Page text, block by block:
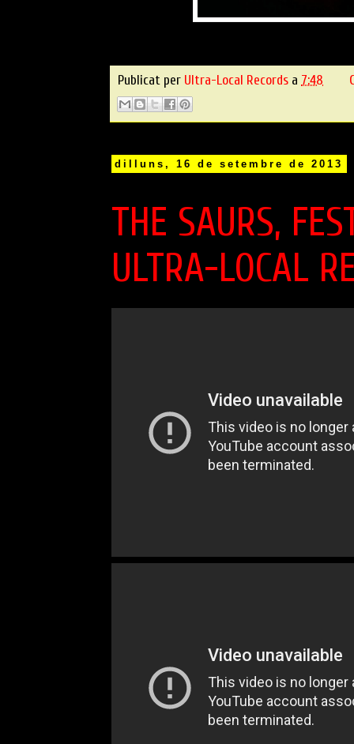
Publicat per Ultra-Local Records a 7:48
dilluns, 16 de setembre de 2013
THE SAURS,
ULTRA-LOCAL